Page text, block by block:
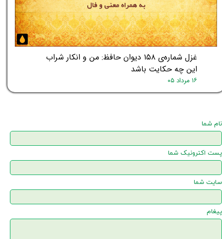
غزل شماره‌ی ۱۵۸ دیوان حافظ: من و انکار شراب
این چه حکایت باشد
۱۶ مرداد ۰۵
نام شما
پست اکترونیک شما
سایت شما
پیغام